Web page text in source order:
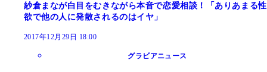
紗倉まなが白目をむきながら本音で恋愛相談！「ありあまる性
欲で他の人に発散されるのはイヤ」
2017年12月29日 18:00
グラビアニュース